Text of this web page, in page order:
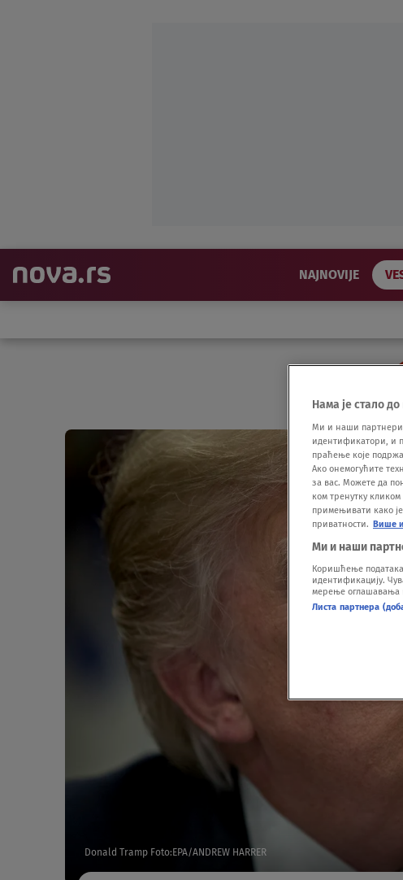
NAJNOVIJE
Donald Tramp Foto:EPA/ANDREW HARRER
Нама је стало
Ми и наши
идентификатори, и
праћење које
Ако онемогућите
за вас. Можете да
ком тренутку
примењивати како
приватности. Више
Ми и наши
Коришћење
идентификацију.
мерење оглашавања
Листа партнера